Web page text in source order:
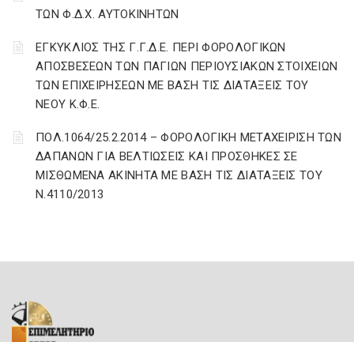
ΤΩΝ Φ.Δ.Χ. ΑΥΤΟΚΙΝΗΤΩΝ
ΕΓΚΥΚΛΙΟΣ ΤΗΣ Γ.Γ.Δ.Ε. ΠΕΡΙ ΦΟΡΟΛΟΓΙΚΩΝ
ΑΠΟΣΒΕΣΕΩΝ ΤΩΝ ΠΑΓΙΩΝ ΠΕΡΙΟΥΣΙΑΚΩΝ ΣΤΟΙΧΕΙΩΝ
ΤΩΝ ΕΠΙΧΕΙΡΗΣΕΩΝ ΜΕ ΒΑΣΗ ΤΙΣ ΔΙΑΤΑΞΕΙΣ ΤΟΥ
ΝΕΟΥ Κ.Φ.Ε.
ΠΟΛ.1064/25.2.2014 – ΦΟΡΟΛΟΓΙΚΗ ΜΕΤΑΧΕΙΡΙΣΗ ΤΩΝ
ΔΑΠΑΝΩΝ ΓΙΑ ΒΕΛΤΙΩΣΕΙΣ ΚΑΙ ΠΡΟΣΘΗΚΕΣ ΣΕ
ΜΙΣΘΩΜΕΝΑ ΑΚΙΝΗΤΑ ΜΕ ΒΑΣΗ ΤΙΣ ΔΙΑΤΑΞΕΙΣ ΤΟΥ
Ν.4110/2013